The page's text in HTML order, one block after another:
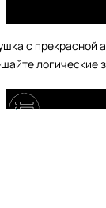
с
логические